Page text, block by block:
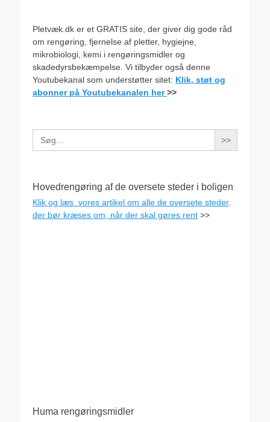
Pletvæk.dk er et GRATIS site, der giver dig gode råd
om rengøring, fjernelse af pletter, hygiejne,
mikrobiologi, kemi i rengøringsmidler og
skadedyrsbekæmpelse. Vi tilbyder også denne
Youtubekanal som understøtter sitet: Klik, støt og
abonner på Youtubekanalen her>>
Search
for:
Hovedrengøring af de oversete steder i boligen
Klik og læs vores artikel om alle de oversete steder,
der bør kræses om, når der skal gøres rent >>
Huma rengøringsmidler